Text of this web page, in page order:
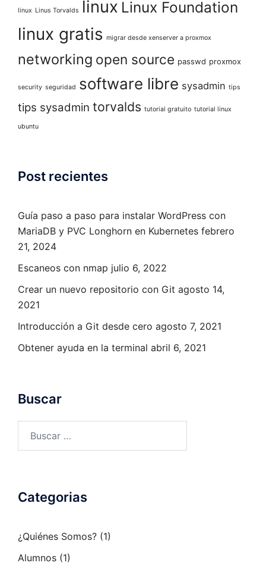
linux Linus Torvalds linux Linux Foundation
linux gratis migrar desde xenserver a proxmox
networking open source passwd proxmox
security seguridad software libre sysadmin tips
tips sysadmin torvalds tutorial gratuito tutorial linux
ubuntu
Post recientes
Guía paso a paso para instalar WordPress con
MariaDB y PVC Longhorn en Kubernetes febrero
21, 2024
Escaneos con nmap julio 6, 2022
Crear un nuevo repositorio con Git agosto 14,
2021
Introducción a Git desde cero agosto 7, 2021
Obtener ayuda en la terminal abril 6, 2021
Buscar
Categorias
¿Quiénes Somos? (1)
Alumnos (1)